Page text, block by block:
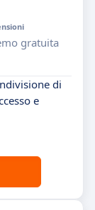
gratuita
di
e